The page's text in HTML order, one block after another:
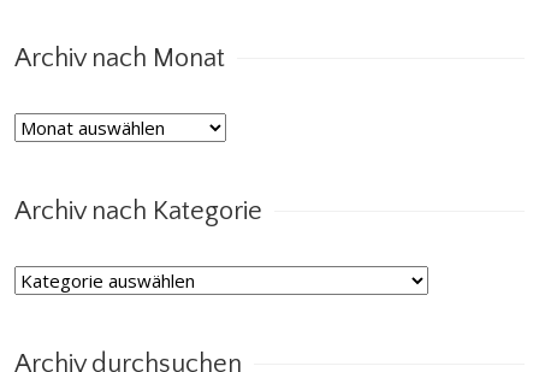
Archiv nach Monat
Archiv
Archiv nach Kategorie
Archiv
Archiv durchsuchen